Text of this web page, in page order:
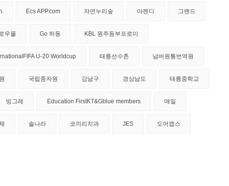
Ecs APP.com 자연누리숲 아렌디 그랜드
우몰 Go 하동 KBL 원주동부프로미
U-20 Worldcup 태릉선수촌 넘버원통번역원
국립종자원 강남구 경상남도 태릉중학교
빙그레 Education FirstKT&Gblue members 매일
솔나라 코끼리치과 JES 도어캡스